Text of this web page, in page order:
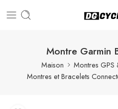
Montre Garmin
Maison
Montres GPS
Montres et Bracelets